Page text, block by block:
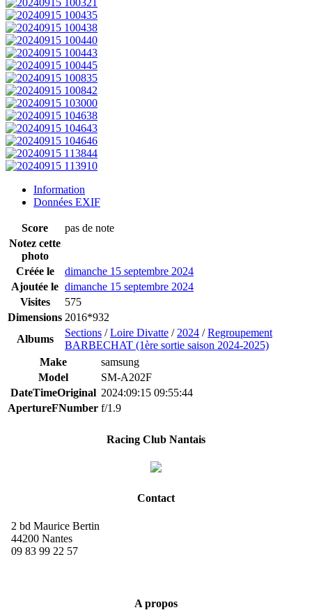
Information
Données EXIF
Score
pas de note
Notez cette
photo
Créée le
dimanche 15 septembre 2024
Ajoutée le dimanche 15 septembre 2024
Visites
575
Dimensions 2016*932
Albums
Sections /Loire Divatte / 2024 /Regroupement
BARBECHAT (1ère sortie saison 2024-2025)
Make
samsung
Model
SM-A202F
DateTimeOriginal 2024:09:15 09:55:44
ApertureFNumber f/1.9
Racing Club Nantais
Contact
2 bd Maurice Bertin
44200 Nantes
09 83 99 22 57
A propos